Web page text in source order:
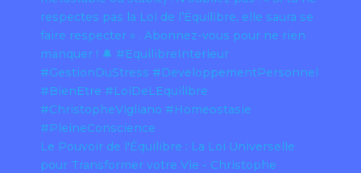
Le Pouvoir de l'Équilibre : La Loi Universelle
pour Transformer votre Vie - Christophe